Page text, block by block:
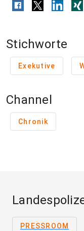
Stichworte
Exekutive
Channel
Chronik
PRESSROOM